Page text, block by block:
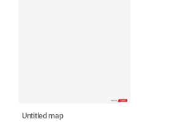
Untitled map